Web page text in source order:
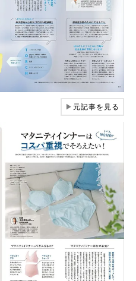
▶元記事を見る